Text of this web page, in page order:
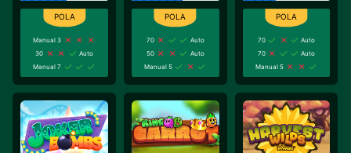
Manual 3
30
Auto
Manual 7
70
Auto
50
Auto
Manual 5
70
Auto
70
Auto
Manual 5